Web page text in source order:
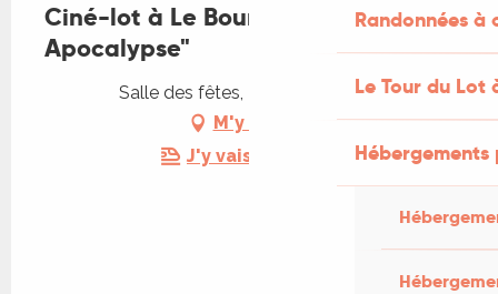
Randonnées
Le Tour du Lot
Ciné-lot à Le Bourg : "Amour
Apocalypse"
Salle des fêtes, 46120 Le Bourg
M'y rendre
J'y vais en train !